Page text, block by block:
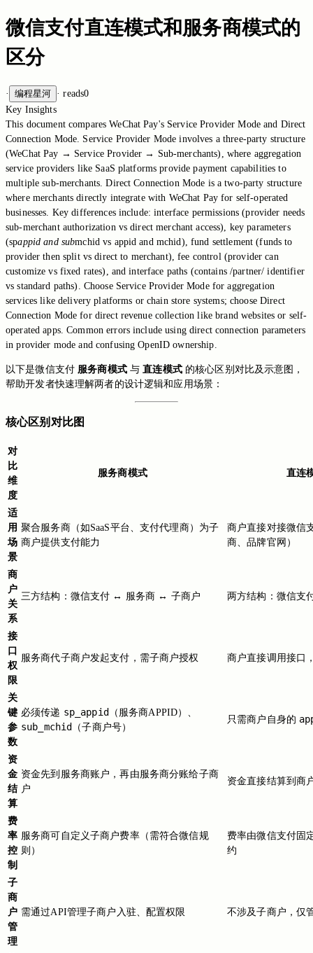
微信支付直连模式和服务商模式的
区分
· 编程星河 · reads0
Key Insights
This document compares WeChat Pay's Service Provider Mode and Direct
Connection Mode. Service Provider Mode involves a three-party structure
(WeChat Pay → Service Provider → Sub-merchants), where aggregation
service providers like SaaS platforms provide payment capabilities to
multiple sub-merchants. Direct Connection Mode is a two-party structure
where merchants directly integrate with WeChat Pay for self-operated
businesses. Key differences include: interface permissions (provider needs
sub-merchant authorization vs direct merchant access), key parameters
(spappid and submchid vs appid and mchid), fund settlement (funds to
provider then split vs direct to merchant), fee control (provider can
customize vs fixed rates), and interface paths (contains /partner/ identifier
vs standard paths). Choose Service Provider Mode for aggregation
services like delivery platforms or chain store systems; choose Direct
Connection Mode for direct revenue collection like brand websites or self-
operated apps. Common errors include using direct connection parameters
in provider mode and confusing OpenID ownership.
以下是微信支付 服务商模式与直连模式的核心区别对比及示意图，
帮助开发者快速理解两者的设计逻辑和应用场景：
核心区别对比图
对
比
维
度
服务商模式 直连
适
用
场
景
聚合服务商（如SaaS平台、支付代理商）为子
商户提供支付能力
商户直接对接微信
商、品牌官网）
商
户
关
系
三方结构：微信支付 ↔ 服务商 ↔ 子商户 两方结构：微信支
接
口
权
限
服务商代子商户发起支付，需子商户授权 商户直接调用接口
关
键
参
数
必须传递 sp_appid （服务商APPID）、
sub_mchid （子商户号）
只需商户自身的
资
金
结
算
资金先到服务商账户，再由服务商分账给子商
户
资金直接结算到商
费
率
控
制
服务商可自定义子商户费率（需符合微信规
则）
费率由微信支付固
约
子
商
户
管
理
需通过API管理子商户入驻、配置权限 不涉及子商户，仅